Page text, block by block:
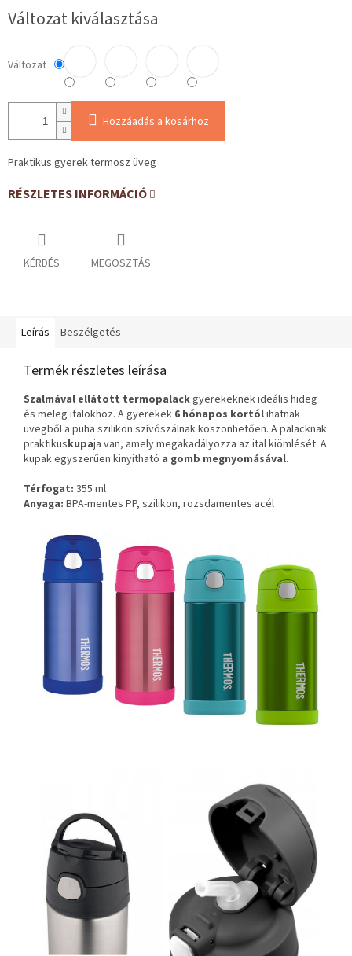
Változat kiválasztása
Változat
Hozzáadás a kosárhoz
Praktikus gyerek termosz üveg
RÉSZLETES INFORMÁCIÓ
KÉRDÉS MEGOSZTÁS
Leírás Beszélgetés
Termék részletes leírása
Szalmával ellátott termopalackgyerekeknek ideális hideg
és meleg italokhoz. A gyerekek 6 hónapos kortólihatnak
üvegből a puha szilikon szívószálnak köszönhetően. A palacknak
​​praktikuskupaja van, amely megakadályozza az ital kiömlését. A
kupak egyszerűen kinyitható a gomb megnyomásával.
Térfogat: 355 ml
Anyaga: BPA-mentes PP, szilikon, rozsdamentes acél